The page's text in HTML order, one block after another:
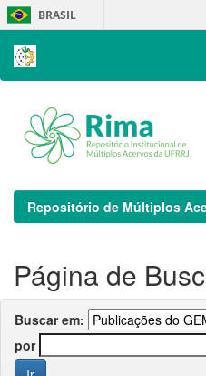
Skip
navigation
BRASIL
Repositório de Múltiplos
Página de
Buscar em:
por